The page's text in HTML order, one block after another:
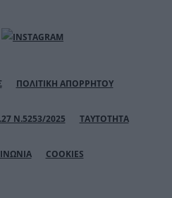
ΠΟΛΙΤΙΚΗ ΑΠΟΡΡΗΤΟΥ
Ν.5253/2025 ΤΑΥΤΟΤΗΤΑ
COOKIES